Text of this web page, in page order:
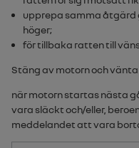
upprepa samma
höger;
för tillbaka ratten till
Stäng av motorn och vänta
när motorn startas nästa
vara släckt och/eller,
meddelandet att vara